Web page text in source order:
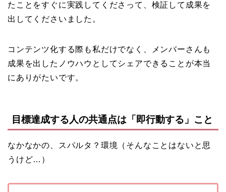
たことをすぐに実践してくださって、検証して成果を
出してくださいました。
コンテンツ化する際も私だけでなく、メンバーさんも
成果を出したノウハウとしてシェアできることが本当
にありがたいです。
目標達成する人の共通点は「即行動する」こと
なかなかの、スパルタ？環境（そんなことはないと思
うけど…）